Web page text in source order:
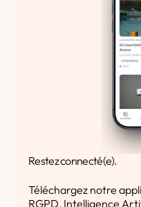
Restez connecté(e).
Téléchargez notre
RGPD, Intelligence